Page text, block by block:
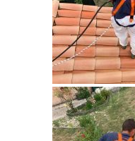
Pour tous vos
nous sommes à
fournir un devis.